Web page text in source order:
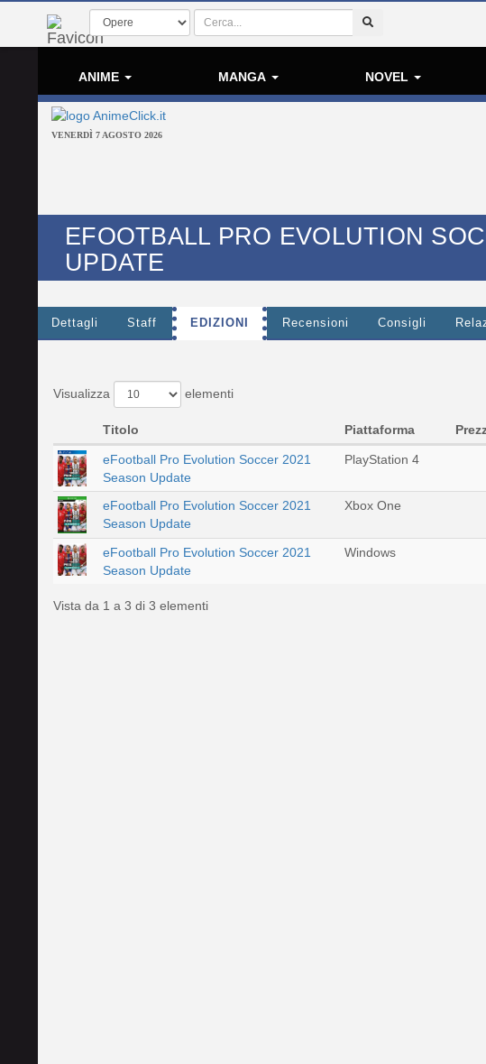
ANIME MANGA NOVEL
VENERDÌ 7 AGOSTO 2026
EFOOTBALL PRO EVOLUTION
UPDATE
Dettagli Staff EDIZIONI Recensioni Consigli
Visualizza elementi
Titolo Piattaforma
eFootball Pro Evolution Soccer 2021
Season Update
PlayStation 4
eFootball Pro Evolution Soccer 2021
Season Update
Xbox One
eFootball Pro Evolution Soccer 2021
Season Update
Windows
Vista da 1 a 3 di 3 elementi